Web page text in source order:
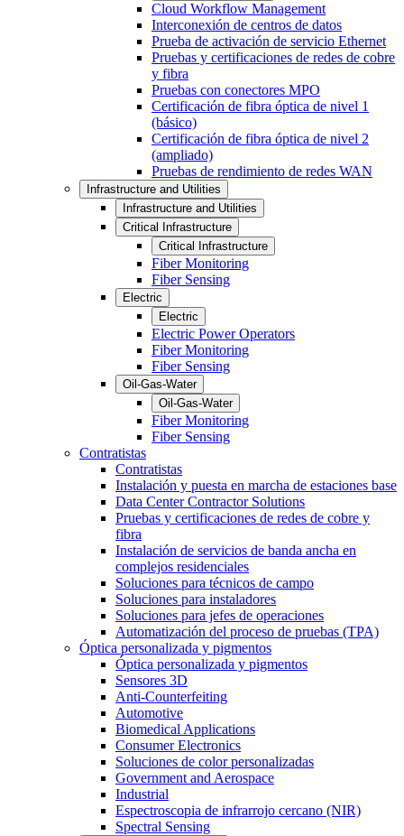
Cloud Workflow Management
Interconexión de centros de datos
Prueba de activación de servicio Ethernet
Pruebas y certificaciones de redes de cobre
y fibra
Pruebas con conectores MPO
Certificación de fibra óptica de nivel 1
(básico)
Certificación de fibra óptica de nivel 2
(ampliado)
Pruebas de rendimiento de redes WAN
Infrastructure and Utilities
Infrastructure and Utilities
Critical Infrastructure
Critical Infrastructure
Fiber Monitoring
Fiber Sensing
Electric
Electric
Electric Power Operators
Fiber Monitoring
Fiber Sensing
Oil-Gas-Water
Oil-Gas-Water
Fiber Monitoring
Fiber Sensing
Contratistas
Contratistas
Instalación y puesta en marcha de estaciones base
Data Center Contractor Solutions
Pruebas y certificaciones de redes de cobre y
fibra
Instalación de servicios de banda ancha en
complejos residenciales
Soluciones para técnicos de campo
Soluciones para instaladores
Soluciones para jefes de operaciones
Automatización del proceso de pruebas (TPA)
Óptica personalizada y pigmentos
Óptica personalizada y pigmentos
Sensores 3D
Anti-Counterfeiting
Automotive
Biomedical Applications
Consumer Electronics
Soluciones de color personalizadas
Government and Aerospace
Industrial
Espectroscopia de infrarrojo cercano (NIR)
Spectral Sensing